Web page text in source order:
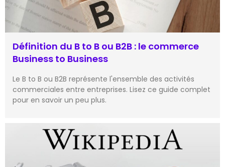
Définition du B to B ou B2B : le commerce
Business to Business
Le B to B ou B2B représente l'ensemble des activités
commerciales entre entreprises. Lisez ce guide complet
pour en savoir un peu plus.